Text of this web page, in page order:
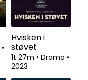
•
Hvisken i
støvet
1t 27m • Drama •
2023